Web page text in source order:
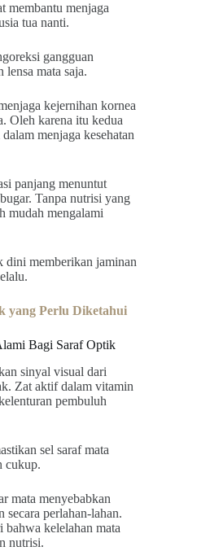
membantu menjaga
tua nanti.
gangguan
lensa mata saja.
kejernihan kornea
Oleh karena itu kedua
menjaga kesehatan
panjang menuntut
Tanpa nutrisi yang
mudah mengalami
dini memberikan jaminan
yang Perlu Diketahui
Bagi Saraf Optik
sinyal visual dari
Zat aktif dalam vitamin
pembuluh
sel saraf mata
cukup.
mata menyebabkan
secara perlahan-lahan.
kelelahan mata
nutrisi.